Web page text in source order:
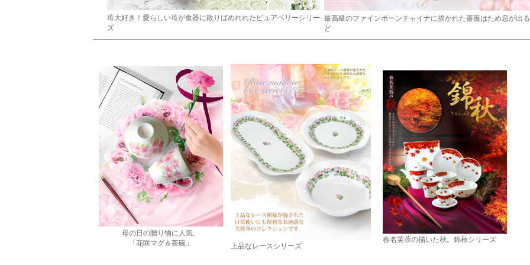
苺大好き！愛らしい苺が食器に散りばめれれたピュアベリーシリー
ズ
最高級のファインボーンチャイナに描かれた薔薇はため息が出
ど
母の日の贈り物に人気、
「花咲マグ＆茶碗」
上品なレースシリーズ
春名芙蓉の描いた秋。錦秋シリーズ